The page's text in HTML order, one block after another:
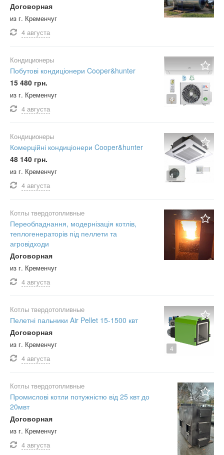
Договорная
из г. Кременчуг
4 августа
4
Кондиционеры
Побутові кондиціонери Cooper&hunter
15 480 грн.
из г. Кременчуг
4 августа
4
Кондиционеры
Комерційні кондиціонери Cooper&hunter
48 140 грн.
из г. Кременчуг
4 августа
Котлы твердотопливные
Переобладнання, модернізація котлів,
теплогенераторів під пеллети та
агровідходи
Договорная
из г. Кременчуг
4 августа
4
Котлы твердотопливные
Пелетні пальники Air Pellet 15-1500 квт
Договорная
из г. Кременчуг
4 августа
Котлы твердотопливные
Промислові котли потужністю від 25 квт до
20мвт
Договорная
из г. Кременчуг
4 августа